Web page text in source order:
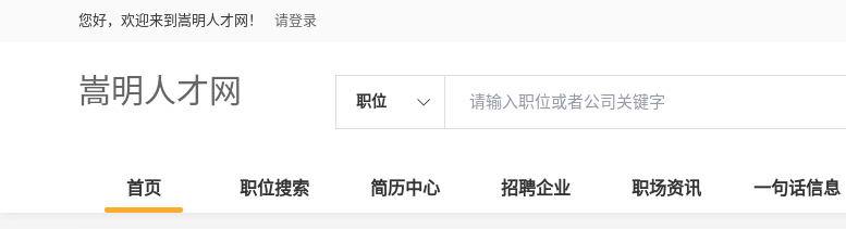
您好，欢迎来到嵩明人才网！ 请登录
嵩明人才网 职位
首页 职位搜索 简历中心 招聘企业 职场资讯 一句话信息